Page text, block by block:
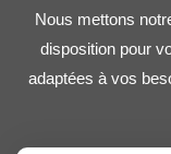
Nous mettons
disposition pour
adaptées à vos